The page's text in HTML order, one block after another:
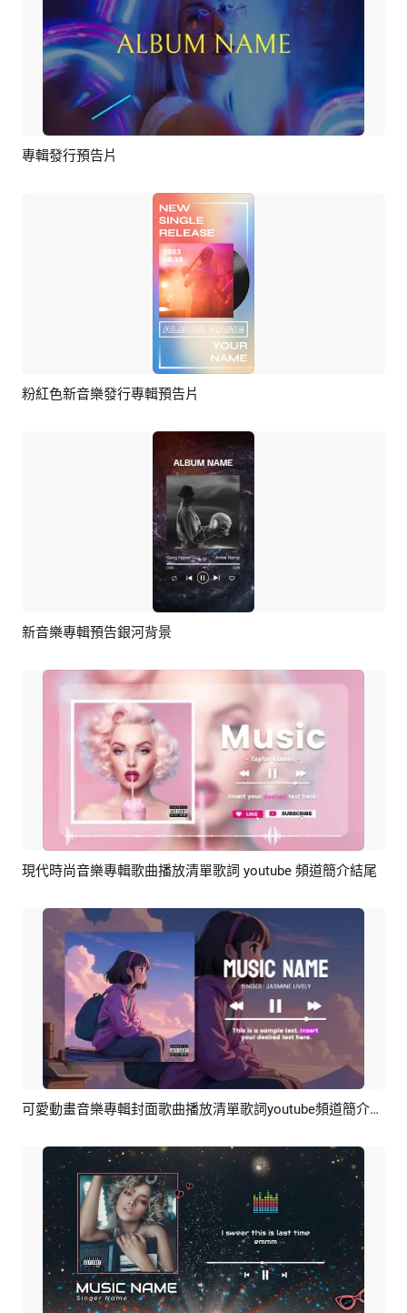
專輯發行預告片
預覽
粉紅色新音樂發行專輯預告片
預覽
新音樂專輯預告銀河背景
預覽 AI剪同款
現代時尚音樂專輯歌曲播放清單歌詞 youtube 頻道簡介結尾
預覽 AI剪同款 可愛動畫音樂專輯封面歌曲播放清單歌詞youtube頻道簡介結尾